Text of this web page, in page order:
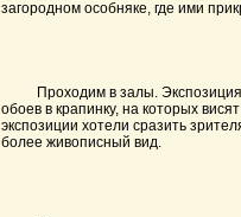
загородном особняке, где ими
Проходим в залы. Экспозиция в
обоев в крапинку, на которых
экспозиции хотели сразить
более живописный вид.